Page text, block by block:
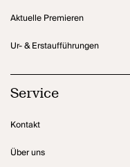
Aktuelle Premieren
Ur- & Erstaufführungen
Service
Kontakt
Über uns